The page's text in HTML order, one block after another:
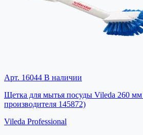
Арт. 16044 В наличии
Щетка для мытья посуды Vileda 260 мм
производителя 145872)
Vileda Professional